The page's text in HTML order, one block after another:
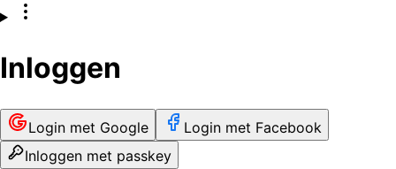
Inloggen
Login met Google
Login met Facebook
Inloggen met passkey